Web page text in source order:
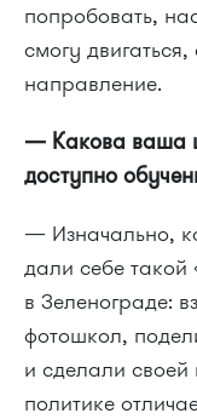
попробовать,
смогу
направление.
— Какова ваша
доступно
— Изначально,
дали себе такой
в Зеленограде:
фотошкол,
и сделали
политике